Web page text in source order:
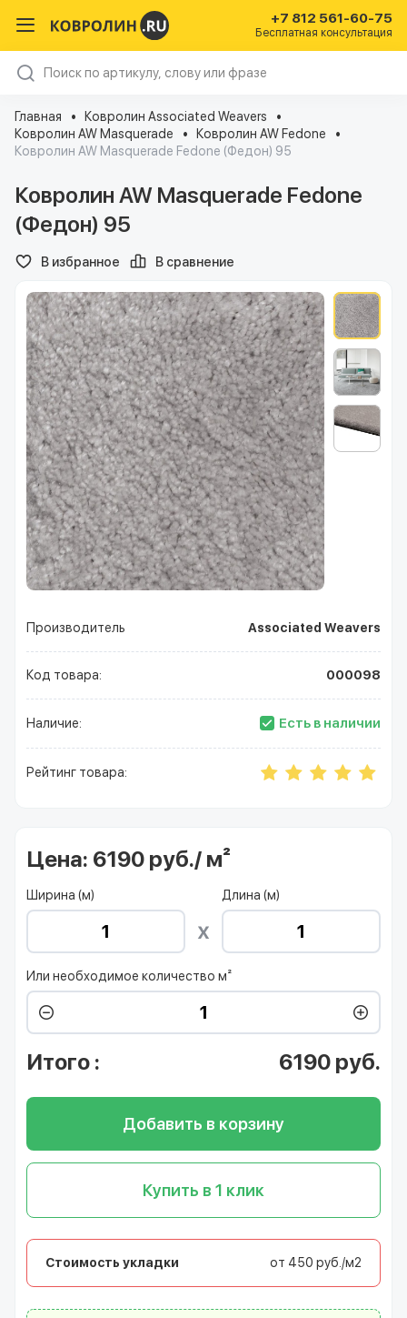
+7 812 561-60-75
Бесплатная консультация
Главная
Ковролин Associated Weavers
Ковролин AW Masquerade
Ковролин AW Fedone
Ковролин AW Masquerade Fedone (Федон) 95
Ковролин AW Masquerade Fedone
(Федон) 95
В избранное В сравнение
Производитель Associated Weavers
Код товара: 000098
Наличие: Есть в наличии
Рейтинг товара:
Цена: 6190 руб./ м²
Ширина (м) Длина (м)
Или необходимое количество м²
Итого : 6190 руб.
Добавить в корзину
Купить в 1 клик
Стоимость укладки от 450 руб./м2